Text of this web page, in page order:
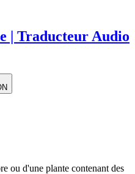
| Traducteur Audio
ou d'une plante contenant des